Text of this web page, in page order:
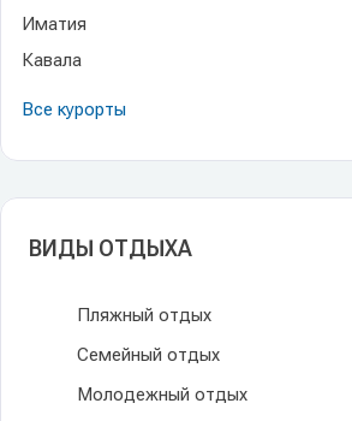
Иматия
Кавала
Все курорты
ВИДЫ ОТДЫХА
Пляжный отдых
Семейный отдых
Молодежный отдых